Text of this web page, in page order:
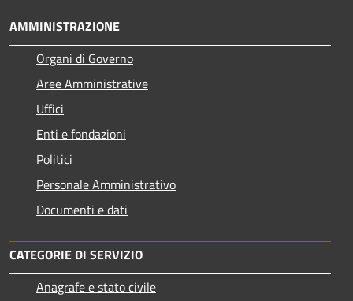
AMMINISTRAZIONE
Organi di Governo
Aree Amministrative
Uffici
Enti e fondazioni
Politici
Personale Amministrativo
Documenti e dati
CATEGORIE DI SERVIZIO
Anagrafe e stato civile